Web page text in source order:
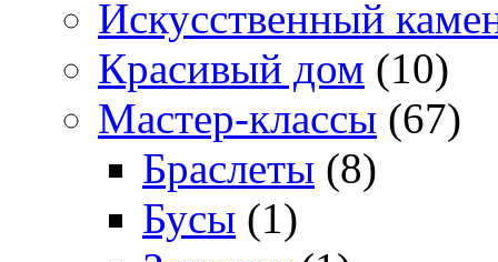
Искусственный
Красивый дом (10)
Мастер-классы (67)
Браслеты (8)
Бусы (1)